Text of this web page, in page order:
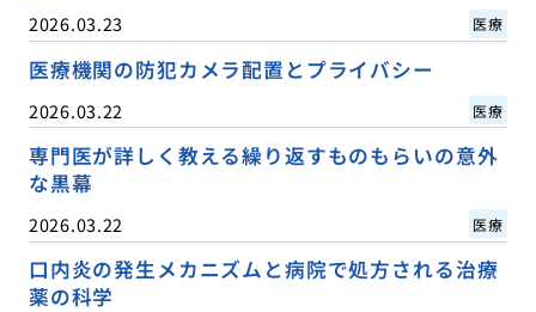
2026.03.23 医療
医療機関の防犯カメラ配置とプライバシー
2026.03.22 医療
専門医が詳しく教える繰り返すものもらいの意外
な黒幕
2026.03.22 医療
口内炎の発生メカニズムと病院で処方される治療
薬の科学